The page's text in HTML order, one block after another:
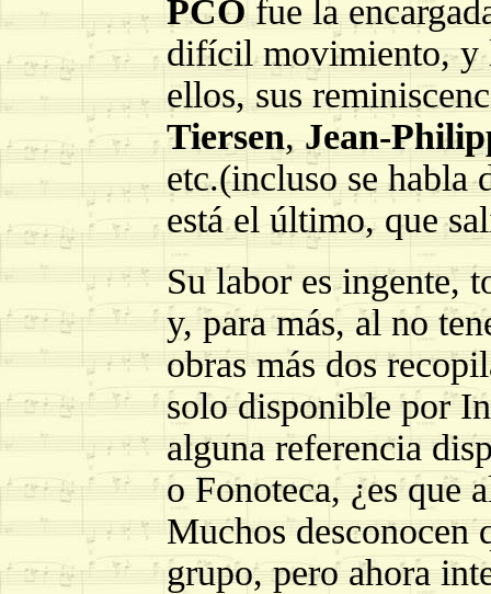
PCOfue la
difícil movimiento, y
ellos, sus
Tiersen, Jean-
etc.(incluso se habla
está el último, que
Su labor es ingente,
y, para más, al no
obras más dos
solo disponible por
alguna referencia
o Fonoteca, ¿es que
Muchos desconocen
grupo, pero ahora